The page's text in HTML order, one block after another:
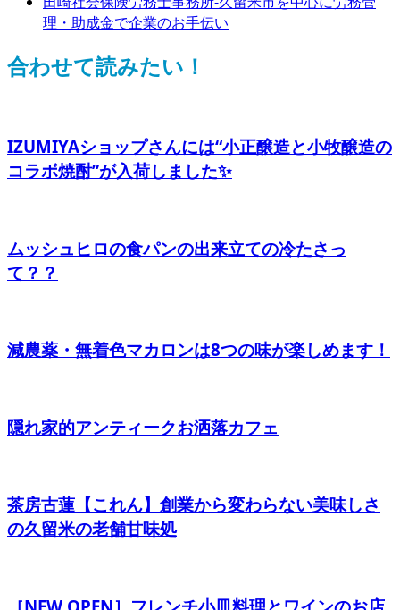
理・助成金で企業のお手伝い
合わせて読みたい！
IZUMIYAショップさんには“小正醸造と小牧醸造の
コラボ焼酎”が入荷しました✨
ムッシュヒロの食パンの出来立ての冷たさっ
て？？
減農薬・無着色マカロンは8つの味が楽しめます！
隠れ家的アンティークお洒落カフェ
茶房古蓮【これん】創業から変わらない美味しさ
の久留米の老舗甘味処